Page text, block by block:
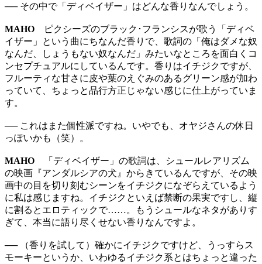
── その中で「ディベイザー」はどんな香りなんでしょう。
MAHO ピクシーズのブラック･フランシスが歌う「ディベ
イザー」という曲にちなんだ香りで、歌詞の「俺はダメな奴
なんだ、しょうもない奴なんだ」みたいなところを面白くコ
ンセプチュアルにしているんです。香りはイチジクですが、
フルーティな甘さに皮や葉のえぐみのあるグリーン感が加わ
っていて、ちょっと品行方正じゃない感じに仕上がっていま
す。
── これはまた個性派ですね。いやでも、オヤジさんの休日
っぽいかも（笑）。
MAHO 「ディベイザー」の歌詞は、シュールレアリズム
の映画『アンダルシアの犬』からきているんですが、その映
画中の目を切り刻むシーンをイチジクになぞらえているよう
に私は感じますね。イチジクといえば禁断の果実ですし、縦
に割るとエロティックで……。もうシュールなネタがありす
ぎて、本当に語り尽くせない香りなんですよ。
── （香りを試して）確かにイチジクですけど、うっすらス
モーキーというか、いわゆるイチジク系とはちょっと違った